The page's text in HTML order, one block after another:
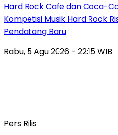
Hard Rock Cafe dan Coca-
Kompetisi Musik Hard Rock
Pendatang Baru
Rabu, 5 Agu 2026 - 22:15 WIB
Pers Rilis